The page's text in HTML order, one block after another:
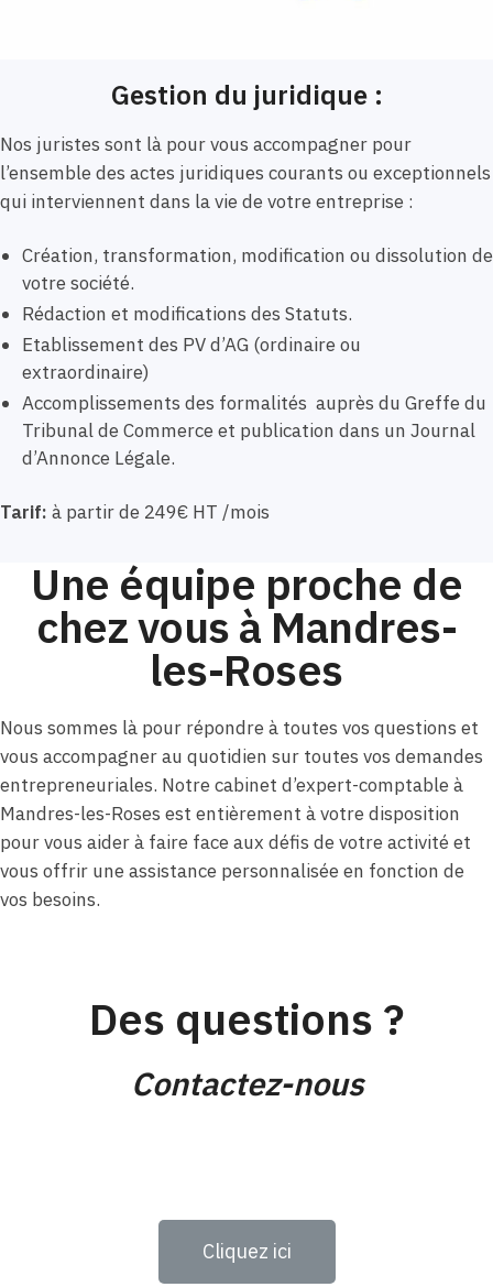
Gestion du juridique :
Nos juristes sont là pour vous accompagner pour
l’ensemble des actes juridiques courants ou exceptionnels
qui interviennent dans la vie de votre entreprise :
Création, transformation, modification ou dissolution de
votre société.
Rédaction et modifications des Statuts.
Etablissement des PV d’AG (ordinaire ou
extraordinaire)
Accomplissements des formalités auprès du Greffe du
Tribunal de Commerce et publication dans un Journal
d’Annonce Légale.
Tarif: à partir de 249€ HT /mois
Une équipe proche de
chez vous à Mandres-
les-Roses
Nous sommes là pour répondre à toutes vos questions et
vous accompagner au quotidien sur toutes vos demandes
entrepreneuriales. Notre cabinet d’expert-comptable à
Mandres-les-Roses est entièrement à votre disposition
pour vous aider à faire face aux défis de votre activité et
vous offrir une assistance personnalisée en fonction de
vos besoins.
Des questions ?
Contactez-nous
Cliquez ici